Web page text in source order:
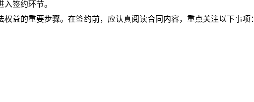
签约环节。
益的重要步骤。在签约前，应认真阅读合同内容，重点关注以下事项：